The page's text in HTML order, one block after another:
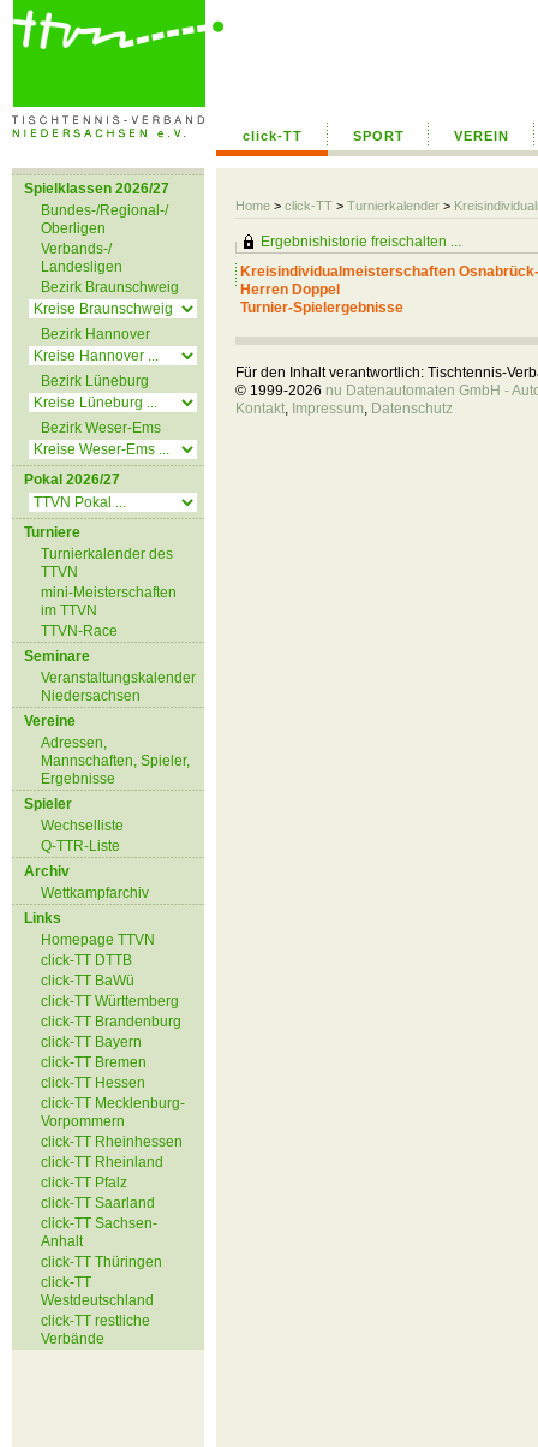
click-TT SPORT VEREIN
Home > click-TT > Turnierkalender >
Spielklassen 2026/27
Bundes-/Regional-/
Oberligen
Verbands-/
Landesligen
Bezirk Braunschweig
Bezirk Hannover
Bezirk Lüneburg
Bezirk Weser-Ems
Pokal 2026/27
Turniere
Turnierkalender des
TTVN
mini-Meisterschaften
im TTVN
TTVN-Race
Seminare
Veranstaltungskalender
Niedersachsen
Vereine
Adressen,
Mannschaften, Spieler,
Ergebnisse
Spieler
Wechselliste
Q-TTR-Liste
Archiv
Wettkampfarchiv
Links
Homepage TTVN
click-TT DTTB
click-TT BaWü
click-TT Württemberg
click-TT Brandenburg
click-TT Bayern
click-TT Bremen
click-TT Hessen
click-TT Mecklenburg-
Vorpommern
click-TT Rheinhessen
click-TT Rheinland
click-TT Pfalz
click-TT Saarland
click-TT Sachsen-
Anhalt
click-TT Thüringen
click-TT
Westdeutschland
click-TT restliche
Verbände
Ergebnishistorie freischalten ...
Kreisindividualmeisterschaften
Herren Doppel
Turnier-Spielergebnisse
Für den Inhalt verantwortlich: Tischtennis-
© 1999-2026 nu Datenautomaten GmbH -
Kontakt, Impressum, Datenschutz